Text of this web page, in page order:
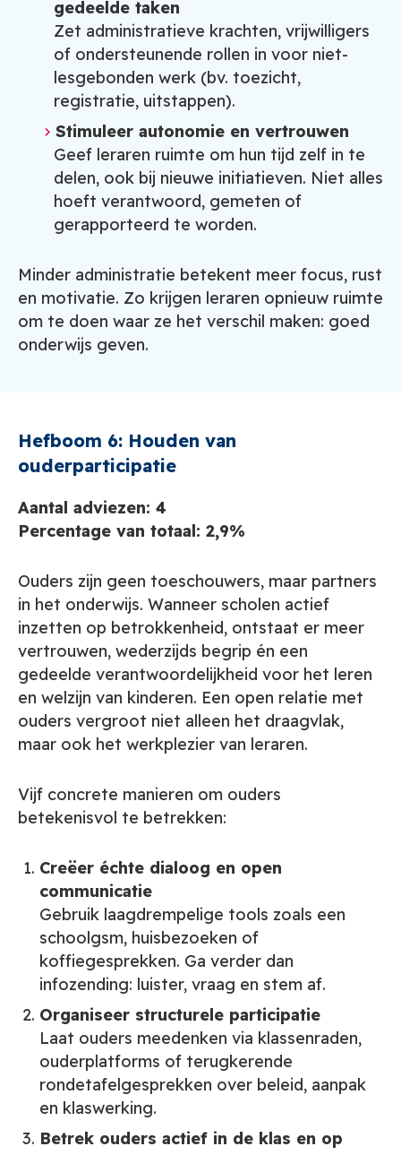
gedeelde taken
Zet administratieve krachten, vrijwilligers
of ondersteunende rollen in voor niet-
lesgebonden werk (bv. toezicht,
registratie, uitstappen).
Stimuleer autonomie en vertrouwen
Geef leraren ruimte om hun tijd zelf in te
delen, ook bij nieuwe initiatieven. Niet alles
hoeft verantwoord, gemeten of
gerapporteerd te worden.
Minder administratie betekent meer focus, rust
en motivatie. Zo krijgen leraren opnieuw ruimte
om te doen waar ze het verschil maken: goed
onderwijs geven.
Hefboom 6: Houden van
ouderparticipatie
Aantal adviezen: 4
Percentage van totaal: 2,9%
Ouders zijn geen toeschouwers, maar partners
in het onderwijs. Wanneer scholen actief
inzetten op betrokkenheid, ontstaat er meer
vertrouwen, wederzijds begrip én een
gedeelde verantwoordelijkheid voor het leren
en welzijn van kinderen. Een open relatie met
ouders vergroot niet alleen het draagvlak,
maar ook het werkplezier van leraren.
Vijf concrete manieren om ouders
betekenisvol te betrekken:
Creëer échte dialoog en open
communicatie
Gebruik laagdrempelige tools zoals een
schoolgsm, huisbezoeken of
koffiegesprekken. Ga verder dan
infozending: luister, vraag en stem af.
Organiseer structurele participatie
Laat ouders meedenken via klassenraden,
ouderplatforms of terugkerende
rondetafelgesprekken over beleid, aanpak
en klaswerking.
Betrek ouders actief in de klas en op